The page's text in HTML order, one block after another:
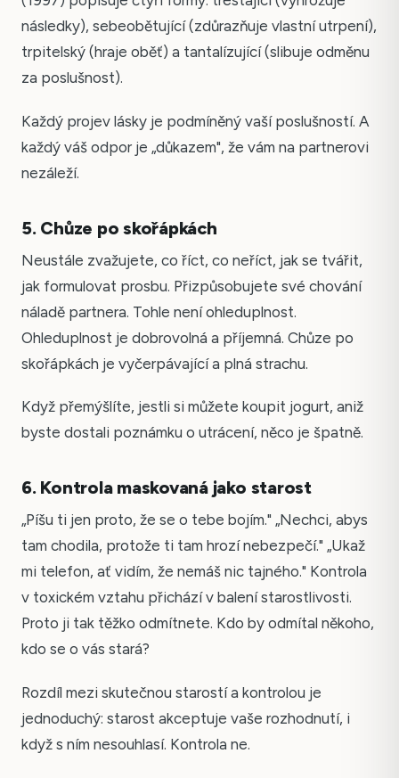
následky), sebeobětující (zdůrazňuje vlastní utrpení),
trpitelský (hraje oběť) a tantalízující (slibuje odměnu
za poslušnost).
Každý projev lásky je podmíněný vaší poslušností. A
každý váš odpor je „důkazem", že vám na partnerovi
nezáleží.
5. Chůze po skořápkách
Neustále zvažujete, co říct, co neříct, jak se tvářit,
jak formulovat prosbu. Přizpůsobujete své chování
náladě partnera. Tohle není ohleduplnost.
Ohleduplnost je dobrovolná a příjemná. Chůze po
skořápkách je vyčerpávající a plná strachu.
Když přemýšlíte, jestli si můžete koupit jogurt, aniž
byste dostali poznámku o utrácení, něco je špatně.
6. Kontrola maskovaná jako starost
„Píšu ti jen proto, že se o tebe bojím." „Nechci, abys
tam chodila, protože ti tam hrozí nebezpečí." „Ukaž
mi telefon, ať vidím, že nemáš nic tajného." Kontrola
v toxickém vztahu přichází v balení starostlivosti.
Proto ji tak těžko odmítnete. Kdo by odmítal někoho,
kdo se o vás stará?
Rozdíl mezi skutečnou starostí a kontrolou je
jednoduchý: starost akceptuje vaše rozhodnutí, i
když s ním nesouhlasí. Kontrola ne.